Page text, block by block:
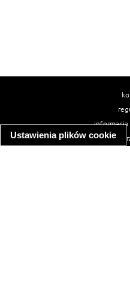
Ustawienia plików cookie
informacja
informacja o